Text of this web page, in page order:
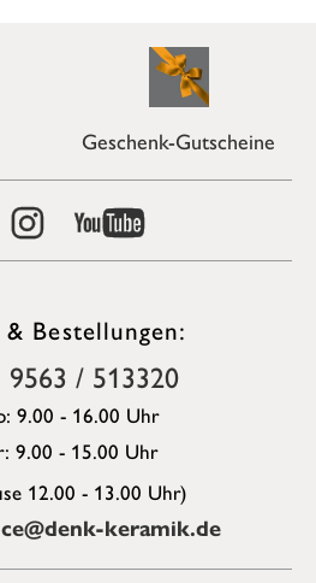
Geschenk-Gutscheine
Bestellungen:
/ 513320
9.00 - 16.00 Uhr
9.00 - 15.00 Uhr
12.00 - 13.00 Uhr)
keramik.de